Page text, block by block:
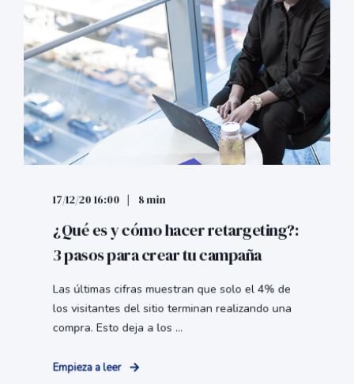
17/12/20 16:00 8 min
¿Qué es y cómo hacer retargeting?:
3 pasos para crear tu campaña
Las últimas cifras muestran que solo el 4% de
los visitantes del sitio terminan realizando una
compra. Esto deja a los ...
Empieza a leer